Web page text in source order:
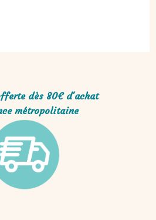
dès 80€ d'achat
métropolitaine